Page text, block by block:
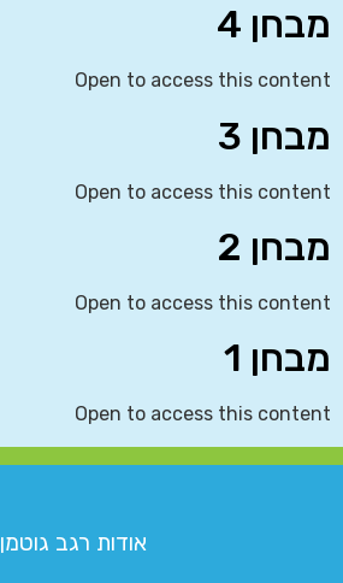
מבחן 4
Open to access this content
מבחן 3
Open to access this content
מבחן 2
Open to access this content
מבחן 1
Open to access this content
אודות רגב גוטמן